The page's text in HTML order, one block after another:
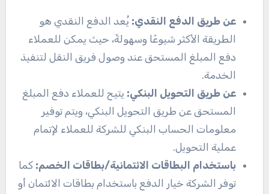
عن طريق الدفع النقدي: يُعد الدفع النقدي هو
الطريقة الأكثر شيوعًا وسهولةً، حيث يمكن للعملاء
دفع المبلغ المستحق عند وصول فريق النقل لتنفيذ
الخدمة.
عن طريق التحويل البنكي: يتيح للعملاء دفع المبلغ
المستحق عن طريق التحويل البنكي، ويتم توفير
معلومات الحساب البنكي للشركة للعملاء لإتمام
عملية التحويل.
باستخدام البطاقات الائتمانية/بطاقات الخصم: كما
توفر الشركة خيار الدفع باستخدام بطاقات الائتمان أو